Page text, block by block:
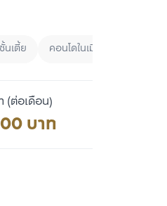
นเตี้ย คอนโดในเมือง
(ต่อเดือน)
บาท